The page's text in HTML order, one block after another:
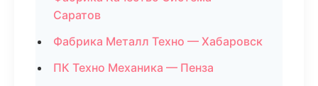
Саратов
Фабрика Металл Техно — Хабаровск
ПК Техно Механика — Пенза